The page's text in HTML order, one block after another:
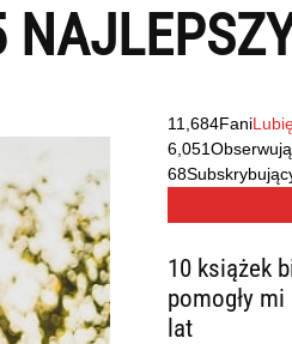
11,684Fani
6,051
68
10 książek
pomogły
lat